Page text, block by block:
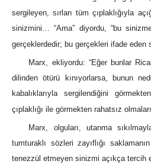
sergileyen, sırları tüm çıplaklığıyla
sinizmini… “Ama” diyordu, “bu
gerçeklerdedir; bu gerçekleri ifade eden
Marx, ekliyordu: “Eğer bunlar
dilinden ötürü kınıyorlarsa, bunun
kabalıklarıyla sergilendiğini
çıplaklığı ile görmekten rahatsız
Marx, olguları, utanma
tumturaklı sözleri zayıflığı
tenezzül etmeyen sinizmi açıkça tercih